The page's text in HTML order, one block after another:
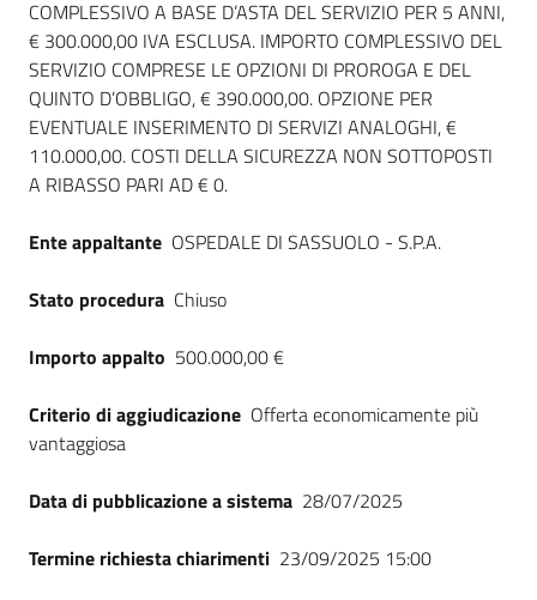
English
site
Seguici
su
COMPLESSIVO A BASE D’ASTA DEL SERVIZIO PER 5 ANNI,
€ 300.000,00 IVA ESCLUSA. IMPORTO COMPLESSIVO DEL
SERVIZIO COMPRESE LE OPZIONI DI PROROGA E DEL
QUINTO D’OBBLIGO, € 390.000,00. OPZIONE PER
EVENTUALE INSERIMENTO DI SERVIZI ANALOGHI, €
110.000,00. COSTI DELLA SICUREZZA NON SOTTOPOSTI
A RIBASSO PARI AD € 0.
Ente appaltante OSPEDALE DI SASSUOLO - S.P.A.
Stato procedura Chiuso
Importo appalto 500.000,00 €
Criterio di aggiudicazione Offerta economicamente più
vantaggiosa
Data di pubblicazione a sistema 28/07/2025
Termine richiesta chiarimenti 23/09/2025 15:00